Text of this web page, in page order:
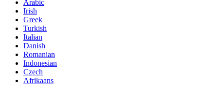
Arabic
Irish
Greek
Turkish
Italian
Danish
Romanian
Indonesian
Czech
Afrikaans